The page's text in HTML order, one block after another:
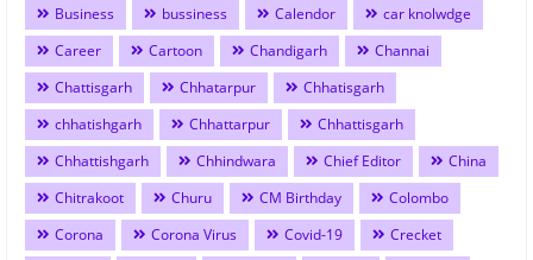
Business bussiness Calendor
car knolwdge
Career
Cartoon Chandigarh
Channai
Chattisgarh
Chhatarpur
Chhatisgarh
chhatishgarh
Chhattarpur
Chhattisgarh
Chhattishgarh
Chhindwara Chief Editor
China
Chitrakoot
Churu CM Birthday
Colombo
Corona
Corona Virus Covid-19
Crecket